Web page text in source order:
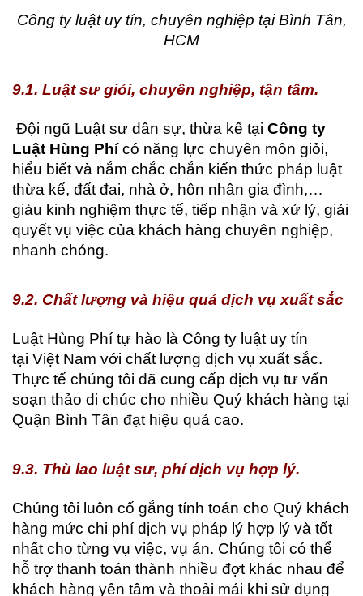
Công ty luật uy tín, chuyên nghiệp tại Bình Tân,
HCM
9.1. Luật sư giỏi, chuyên nghiệp, tận tâm.
Đội ngũ Luật sư dân sự, thừa kế tại Công ty
Luật Hùng Phícó năng lực chuyên môn giỏi,
hiểu biết và nắm chắc chắn kiến thức pháp luật
thừa kế, đất đai, nhà ở, hôn nhân gia đình,…
giàu kinh nghiệm thực tế, tiếp nhận và xử lý, giải
quyết vụ việc của khách hàng chuyên nghiệp,
nhanh chóng.
9.2. Chất lượng và hiệu quả dịch vụ xuất sắc
Luật Hùng Phí tự hào là Công ty luật uy tín
tại Việt Nam với chất lượng dịch vụ xuất sắc.
Thực tế chúng tôi đã cung cấp dịch vụ tư vấn
soạn thảo di chúc cho nhiều Quý khách hàng tại
Quận Bình Tân đạt hiệu quả cao.
9.3. Thù lao luật sư, phí dịch vụ hợp lý.
Chúng tôi luôn cố gắng tính toán cho Quý khách
hàng mức chi phí dịch vụ pháp lý hợp lý và tốt
nhất cho từng vụ việc, vụ án. Chúng tôi có thể
hỗ trợ thanh toán thành nhiều đợt khác nhau để
khách hàng yên tâm và thoải mái khi sử dụng